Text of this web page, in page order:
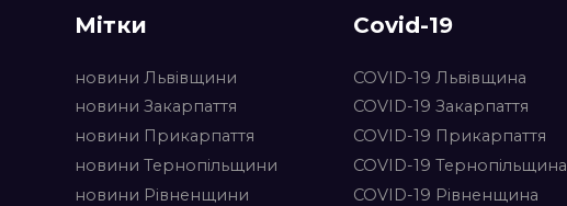
Мітки
новини Львівщини
новини Закарпаття
новини Прикарпаття
новини Тернопільщини
новини Рівненщини
Covid-19
COVID-19 Львівщина
COVID-19 Закарпаття
COVID-19 Прикарпаття
COVID-19 Тернопільщина
COVID-19 Рівненщина